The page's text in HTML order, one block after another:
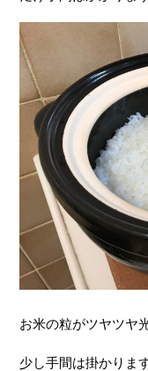
お米の粒がツヤツヤ
少し手間は掛かりま